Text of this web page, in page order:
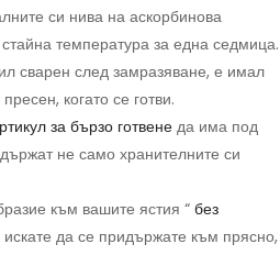
си нива на аскорбинова
температура за една седмица.
сварен след замразяване, е имал
когато се готви.
за бързо готвенеда има под
не само хранителните си
към вашите ястия “ без
да се придържате към прясно,